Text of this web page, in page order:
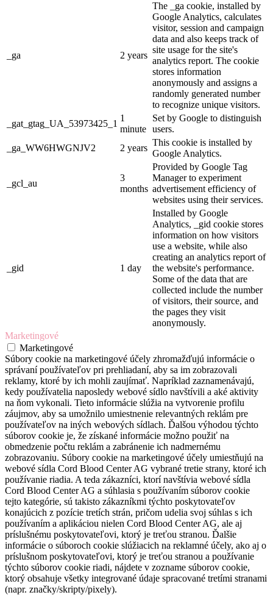
_ga 2 years
The _ga cookie, installed by
Google Analytics, calculates
visitor, session and campaign
data and also keeps track of
site usage for the site's
analytics report. The cookie
stores information
anonymously and assigns a
randomly generated number
to recognize unique visitors.
_gat_gtag_UA_53973425_1
1
minute
Set by Google to distinguish
users.
_ga_WW6HWGNJV2
2 years
This cookie is installed by
Google Analytics.
_gcl_au
3
months
Provided by Google Tag
Manager to experiment
advertisement efficiency of
websites using their services.
_gid 1 day
Installed by Google
Analytics, _gid cookie stores
information on how visitors
use a website, while also
creating an analytics report of
the website's performance.
Some of the data that are
collected include the number
of visitors, their source, and
the pages they visit
anonymously.
Marketingové
Marketingové
Súbory cookie na marketingové účely zhromažďujú informácie o
správaní používateľov pri prehliadaní, aby sa im zobrazovali
reklamy, ktoré by ich mohli zaujímať. Napríklad zaznamenávajú,
kedy používatelia naposledy webové sídlo navštívili a aké aktivity
na ňom vykonali. Tieto informácie slúžia na vytvorenie profilu
záujmov, aby sa umožnilo umiestnenie relevantných reklám pre
používateľov na iných webových sídlach. Ďalšou výhodou týchto
súborov cookie je, že získané informácie možno použiť na
obmedzenie počtu reklám a zabránenie ich nadmernému
zobrazovaniu. Súbory cookie na marketingové účely umiestňujú na
webové sídla Cord Blood Center AG vybrané tretie strany, ktoré ich
používanie riadia. A teda zákazníci, ktorí navštívia webové sídla
Cord Blood Center AG a súhlasia s používaním súborov cookie
tejto kategórie, sú takisto zákazníkmi týchto poskytovateľov
konajúcich z pozície tretích strán, pričom udelia svoj súhlas s ich
používaním a aplikáciou nielen Cord Blood Center AG, ale aj
príslušnému poskytovateľovi, ktorý je treťou stranou. Ďalšie
informácie o súboroch cookie slúžiacich na reklamné účely, ako aj o
príslušnom poskytovateľovi, ktorý je treťou stranou a používanie
týchto súborov cookie riadi, nájdete v zozname súborov cookie,
ktorý obsahuje všetky integrované údaje spracované tretími stranami
(napr. značky/skripty/pixely).